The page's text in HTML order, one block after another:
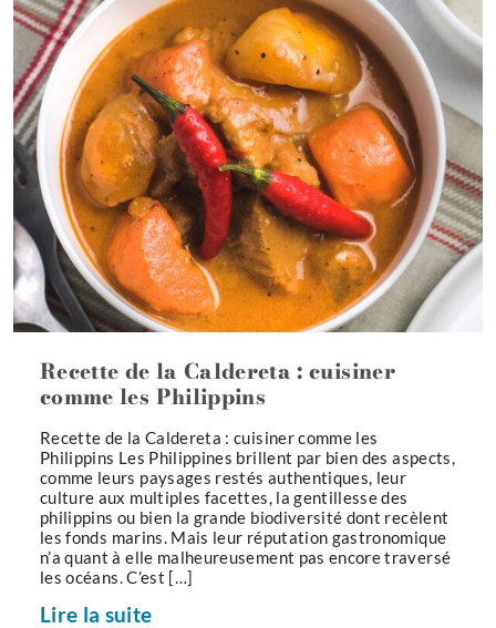
Recette de la Caldereta : cuisiner
comme les Philippins
Recette de la Caldereta : cuisiner comme les
Philippins Les Philippines brillent par bien des aspects,
comme leurs paysages restés authentiques, leur
culture aux multiples facettes, la gentillesse des
philippins ou bien la grande biodiversité dont recèlent
les fonds marins. Mais leur réputation gastronomique
n’a quant à elle malheureusement pas encore traversé
les océans. C’est […]
Lire la suite